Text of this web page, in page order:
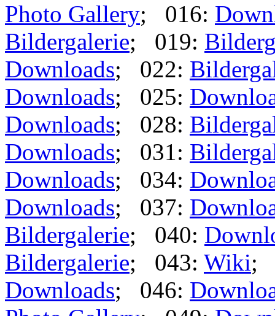
Photo Gallery; 016:
Bildergalerie; 019:
Downloads; 022:
Downloads; 025:
Downloads; 028:
Downloads; 031:
Downloads; 034:
Downloads; 037:
Bildergalerie; 040:
Bildergalerie; 043: Wiki;
Downloads; 046: